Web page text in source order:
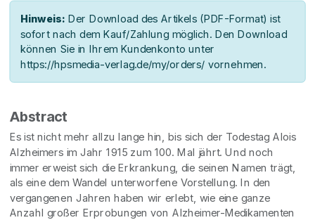
Hinweis: Der Download des Artikels (PDF-Format) ist
sofort nach dem Kauf/Zahlung möglich. Den Download
können Sie in Ihrem Kundenkonto unter
https://hpsmedia-verlag.de/my/orders/ vornehmen.
Abstract
Es ist nicht mehr allzu lange hin, bis sich der Todestag Alois
Alzheimers im Jahr 1915 zum 100. Mal jährt. Und noch
immer erweist sich die Erkrankung, die seinen Namen trägt,
als eine dem Wandel unterworfene Vorstellung. In den
vergangenen Jahren haben wir erlebt, wie eine ganze
Anzahl großer Erprobungen von Alzheimer-Medikamenten